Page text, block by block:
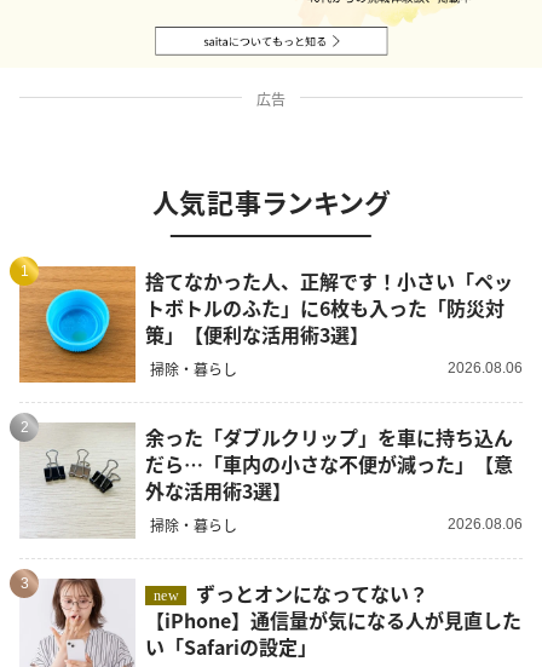
広告
人気記事ランキング
1
捨てなかった人、正解です！小さい「ペッ
トボトルのふた」に6枚も入った「防災対
策」【便利な活用術3選】
掃除・暮らし 2026.08.06
2
余った「ダブルクリップ」を車に持ち込ん
だら…「車内の小さな不便が減った」【意
外な活用術3選】
掃除・暮らし 2026.08.06
3
new
【iPhone】通信量が気になる人が見直した
い「Safariの設定」